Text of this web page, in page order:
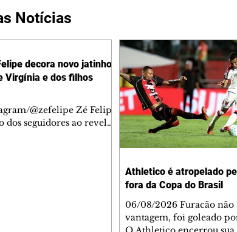
Notícias
decora novo jatinho
Virgínia e dos filhos
@zefelipe Zé Felipe
dos seguidores ao revelar
Athletico é atropelado
fora da Copa do Brasil
06/08/2026 Furacão não
vantagem, foi goleado